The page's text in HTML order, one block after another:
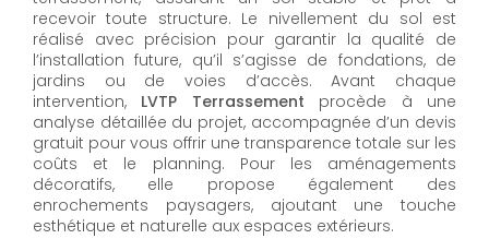
recevoir toute structure. Le nivellement du sol est
réalisé avec précision pour garantir la qualité de
l’installation future, qu’il s’agisse de fondations, de
jardins ou de voies d’accès. Avant chaque
intervention, LVTP Terrassement procède à une
analyse détaillée du projet, accompagnée d’un devis
gratuit pour vous offrir une transparence totale sur les
coûts et le planning. Pour les aménagements
décoratifs, elle propose également des
enrochements paysagers, ajoutant une touche
esthétique et naturelle aux espaces extérieurs.